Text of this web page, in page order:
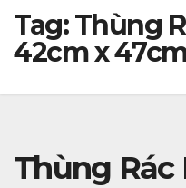
Tag:Thùng
42cm x
Thùng Rác